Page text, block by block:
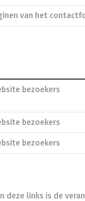
van het
bezoekers
bezoekers
bezoekers
links is de